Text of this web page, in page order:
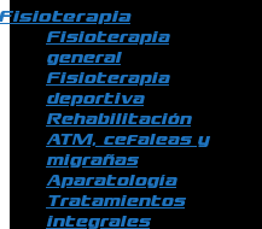
Fisioterapia
general
Fisioterapia
deportiva
Rehabilitación
ATM, cefaleas y
migrañas
Aparatología
Tratamientos
integrales